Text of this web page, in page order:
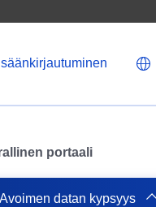
portaali
Avoimen datan kypsyys